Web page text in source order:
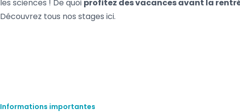
les sciences ! De quoi profitez des vacances avant la
Découvrez tous nos stages ici.
Informations importantes